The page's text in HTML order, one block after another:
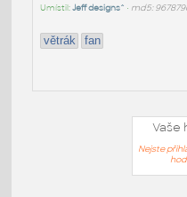
Umístil:Jeff designs^ • md5:
větrák fan
Vaše
Nejste